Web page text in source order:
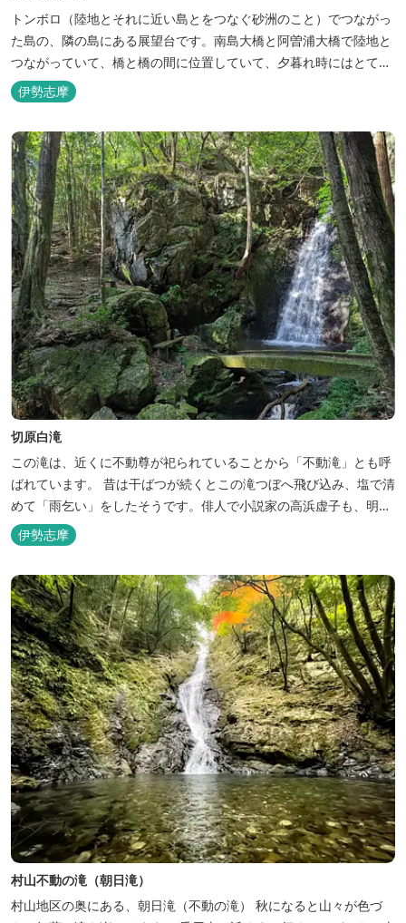
トンボロ（陸地とそれに近い島とをつなぐ砂洲のこと）でつながっ
た島の、隣の島にある展望台です。南島大橋と阿曽浦大橋で陸地と
つながっていて、橋と橋の間に位置していて、夕暮れ時にはとても
美しい夕日を見ることができます。
伊勢志摩
切原白滝
この滝は、近くに不動尊が祀られていることから「不動滝」とも呼
ばれています。 昔は干ばつが続くとこの滝つぼへ飛び込み、塩で清
めて「雨乞い」をしたそうです。俳人で小説家の高浜虚子も、明治
の終わり頃にこの滝を訪れたと言われています。また、世界の真珠
王「御木本幸吉」が樹木の乱伐を防ぐため、五ヶ所浦の名所の一つ
伊勢志摩
村山不動の滝（朝日滝）
村山地区の奥にある、朝日滝（不動の滝） 秋になると山々が色づ